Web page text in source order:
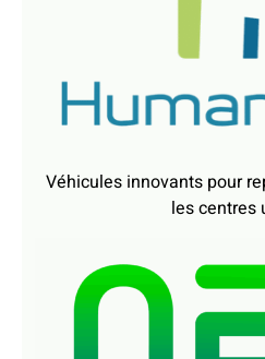
Véhicules innovants pour
les centres